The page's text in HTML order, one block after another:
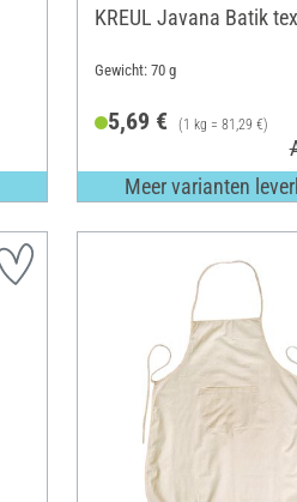
KREUL Javana Batik
Gewicht: 70 g
5,69 € (1 kg = 81,29 €)
Meer varianten